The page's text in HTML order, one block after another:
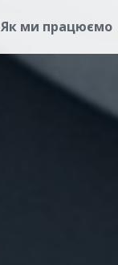
Як ми працюємо